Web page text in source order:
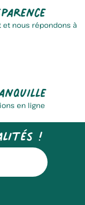
et nous répondons à
en ligne
!